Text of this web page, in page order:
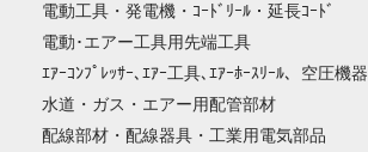
電動工具・発電機・ｺｰﾄﾞﾘｰﾙ・延長ｺｰﾄﾞ
電動･エアー工具用先端工具
ｴｱｰｺﾝﾌﾟﾚｯｻｰ､ｴｱｰ工具､ｴｱｰﾎｰｽﾘｰﾙ、空圧機器
水道・ガス・エアー用配管部材
配線部材・配線器具・工業用電気部品